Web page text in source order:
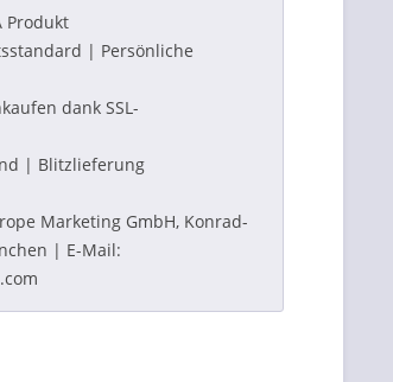
Produkt
| Persönliche
dank SSL-
| Blitzlieferung
Marketing GmbH, Konrad-
| E-Mail: